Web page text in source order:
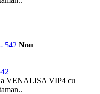
Nou
la VENALISA VIP4 cu